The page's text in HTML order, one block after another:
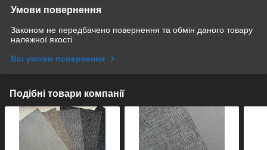
Умови повернення
Законом не передбачено повернення та обмін даного товару
належної якості
Всі умови повернення
Подібні товари компанії